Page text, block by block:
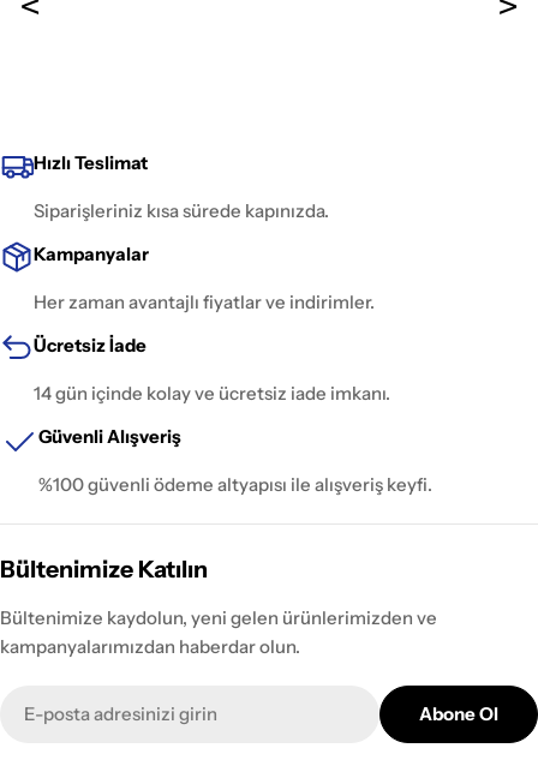
Hızlı Teslimat
Siparişleriniz kısa sürede kapınızda.
Kampanyalar
Her zaman avantajlı fiyatlar ve indirimler.
Ücretsiz İade
14 gün içinde kolay ve ücretsiz iade imkanı.
Güvenli Alışveriş
%100 güvenli ödeme altyapısı ile alışveriş keyfi.
Bültenimize Katılın
Bültenimize kaydolun, yeni gelen ürünlerimizden ve
kampanyalarımızdan haberdar olun.
posta
Abone Ol